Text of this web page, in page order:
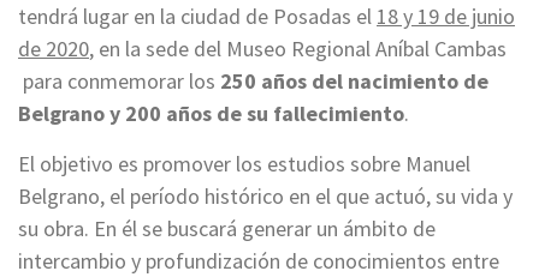
tendrá lugar en la ciudad de Posadas el 18 y 19 de junio
de 2020, en la sede del Museo Regional Aníbal Cambas
para conmemorar los 250 años del nacimiento de
Belgrano y 200 años de su fallecimiento.
El objetivo es promover los estudios sobre Manuel
Belgrano, el período histórico en el que actuó, su vida y
su obra. En él se buscará generar un ámbito de
intercambio y profundización de conocimientos entre